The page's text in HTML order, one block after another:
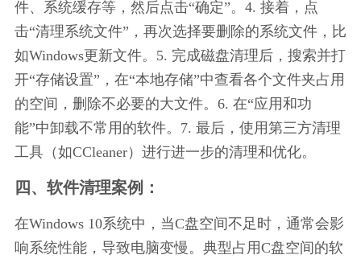
件、系统缓存等，然后点击“确定”。4. 接着，点
击“清理系统文件”，再次选择要删除的系统文件，比
如Windows更新文件。5. 完成磁盘清理后，搜索并打
开“存储设置”，在“本地存储”中查看各个文件夹占用
的空间，删除不必要的大文件。6. 在“应用和功
能”中卸载不常用的软件。7. 最后，使用第三方清理
工具（如CCleaner）进行进一步的清理和优化。
四、软件清理案例：
在Windows 10系统中，当C盘空间不足时，通常会影
响系统性能，导致电脑变慢。典型占用C盘空间的软